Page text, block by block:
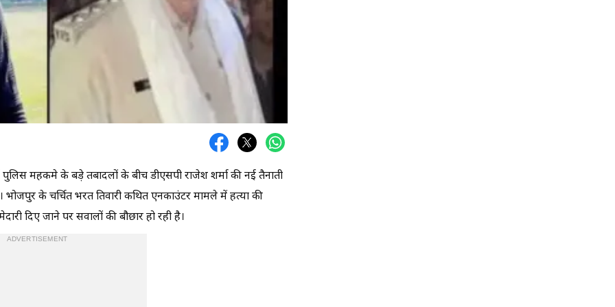
महकमे के बड़े तबादलों के बीच डीएसपी राजेश शर्मा की नई तैनाती
भोजपुर के चर्चित भरत तिवारी कथित एनकाउंटर मामले में हत्या की
दिए जाने पर सवालों की बौछार हो रही है।
ADVERTISEMENT